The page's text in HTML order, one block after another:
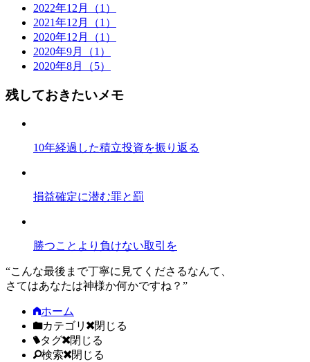
2022年12月（1）
2021年12月（1）
2020年12月（1）
2020年9月（1）
2020年8月（5）
残しておきたいメモ
10年経過した積立投資を振り返る
損益確定に潜む罪と罰
勝つことより負けない取引を
“こんな最後まで丁寧に見てくださるなんて、
さてはあなたは神様か何かですね？”
ホーム
カテゴリ
閉じる
タグ
閉じる
検索
閉じる